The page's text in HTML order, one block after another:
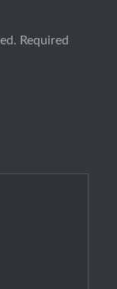
Required